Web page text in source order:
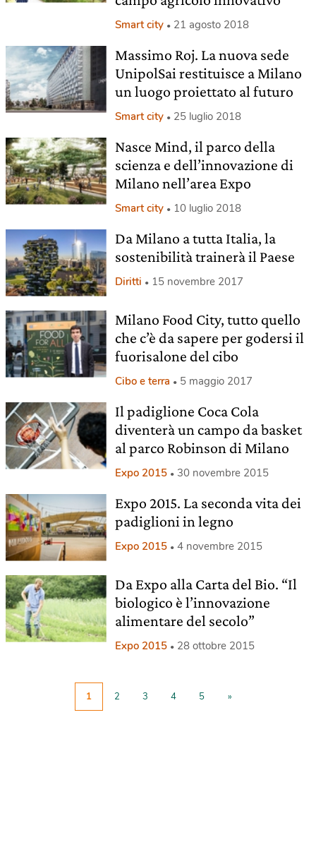
Smart city 21 agosto 2018
Massimo Roj. La nuova sede
UnipolSai restituisce a Milano
un luogo proiettato al futuro
Smart city 25 luglio 2018
Nasce Mind, il parco della
scienza e dell’innovazione di
Milano nell’area Expo
Smart city 10 luglio 2018
Da Milano a tutta Italia, la
sostenibilità trainerà il Paese
Diritti 15 novembre 2017
Milano Food City, tutto quello
che c’è da sapere per godersi il
fuorisalone del cibo
Cibo e terra 5 maggio 2017
Il padiglione Coca Cola
diventerà un campo da basket
al parco Robinson di Milano
Expo 2015 30 novembre 2015
Expo 2015. La seconda vita dei
padiglioni in legno
Expo 2015 4 novembre 2015
Da Expo alla Carta del Bio. “Il
biologico è l’innovazione
alimentare del secolo”
Expo 2015 28 ottobre 2015
1 2 3 4 5 »